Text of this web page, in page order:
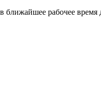
рабочее время